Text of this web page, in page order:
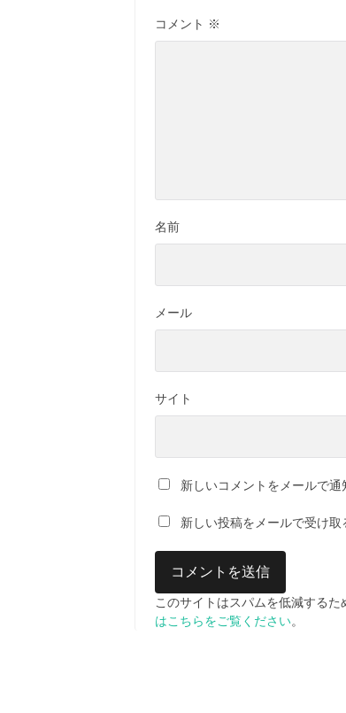
コメント ※
名前
メール
サイト
新しいコメントをメールで通
新しい投稿をメールで受け取
このサイトはスパムを低減するた
はこちらをご覧ください。